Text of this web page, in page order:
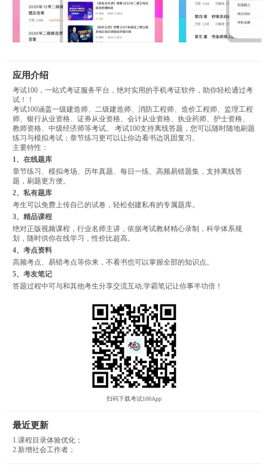
应用介绍
考试100，一站式考证服务平台，绝对实用的手机考证软件，助你轻松通过考
试！！
考试100涵盖一级建造师、二级建造师、消防工程师、造价工程师、监理工程
师、银行从业资格、证券从业资格、会计从业资格、执业药师、护士资格、
教师资格、中级经济师等考试。 考试100支持离线答题，您可以随时随地刷题
练习与模拟考试；章节练习更可以让你边看书边巩固复习。
主要特性：
1、在线题库
章节练习、模拟考场、历年真题、每日一练、高频易错题集，支持离线答
题，刷题更方便。
2、私有题库
考生可以免费上传自己的试卷，轻松创建私有的专属题库。
3、精品课程
绝对正版视频课程，行业名师主讲，依据考试教材精心录制，科学体系规
划，随时供你在线学习，性价比超高。
4、考点资料
高频考点、易错考点等你来，不看书也可以掌握全部的知识点。
5、考友笔记
答题过程中可与和其他考生分享交流互动,学霸笔记让你事半功倍！
扫码下载考试100App
最近更新
1.课程目录体验优化；
2.新增社会工作者；